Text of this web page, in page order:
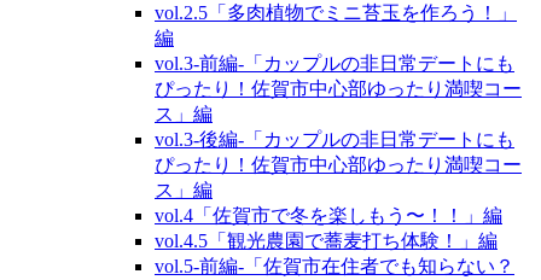
vol.2.5「多肉植物でミニ苔玉を作ろう！」
編
vol.3‐前編‐「カップルの非日常デートにも
ぴったり！佐賀市中心部ゆったり満喫コー
ス」編
vol.3‐後編‐「カップルの非日常デートにも
ぴったり！佐賀市中心部ゆったり満喫コー
ス」編
vol.4「佐賀市で冬を楽しもう〜！！」編
vol.4.5「観光農園で蕎麦打ち体験！」編
vol.5‐前編‐「佐賀市在住者でも知らない？